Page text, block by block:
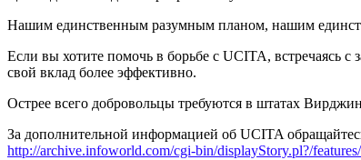
Нашим единственным разумным планом, нашим
Если вы хотите помочь в борьбе с UCITA, встречаясь
свой вклад более эффективно.
Острее всего добровольцы требуются в штатах
За дополнительной информацией об UCITA
http://archive.infoworld.com/cgi-bin/displayStory.pl?/